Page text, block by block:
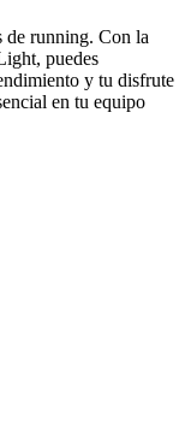
de running. Con la
puedes
y tu disfrute
en tu equipo